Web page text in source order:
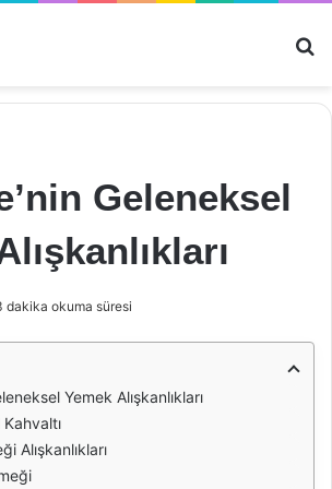
Geleneksel
dakika okuma süresi
Yemek Alışkanlıkları
Alışkanlıkları